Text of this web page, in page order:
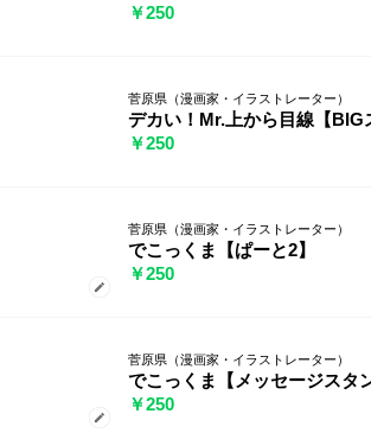
￥250
菅原県（漫画家・イラストレーター）
デカい！Mr.上から目線【BIG
￥250
菅原県（漫画家・イラストレーター）
でこっくま【ぱーと2】
￥250
菅原県（漫画家・イラストレーター）
でこっくま【メッセージスタ
￥250